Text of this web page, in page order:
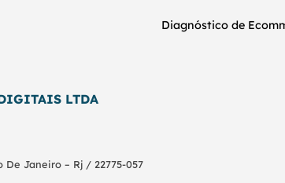
Diagnóstico de
LTDA
De Janeiro – Rj / 22775-057